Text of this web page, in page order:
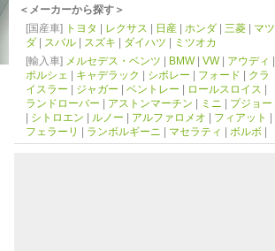
＜メーカーから探す＞
[国産車] トヨタ レクサス 日産 ホンダ 三菱
マツ
ダ
スバル スズキ ダイハツ
ミツオカ
[輸入車] メルセデス・ベンツ BMW| VW| アウディ
ポルシェ
キャデラック シボレー フォード
クラ
イスラー
ジャガー ベントレー ロールスロイス
ランドローバー
アストンマーチン ミニ
プジョー
シトロエン ルノー アルファロメオ フィアット
フェラーリ
ランボルギーニ マセラティ ボルボ